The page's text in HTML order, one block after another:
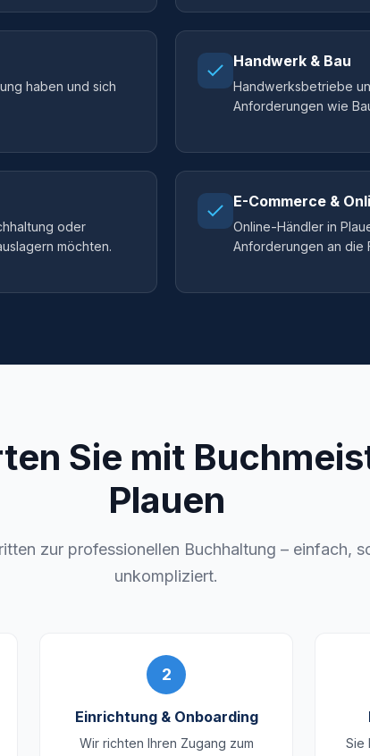
haben und sich
Handwerk & Bau
Handwerksbetriebe
Anforderungen wie
oder
möchten.
E-Commerce &
Online-Händler in
Anforderungen an die
Sie mit
Plauen
zur professionellen Buchhaltung – einfach,
unkompliziert.
2
Einrichtung & Onboarding
Wir richten Ihren Zugang zum
Sie